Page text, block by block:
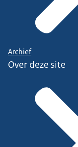
Archief
Over deze site